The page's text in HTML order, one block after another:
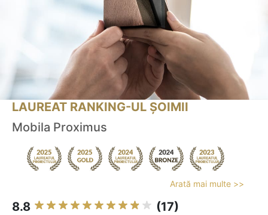
LAUREAT RANKING-UL ȘOIMII
Mobila Proximus
Arată mai multe >>
8.8 (17)